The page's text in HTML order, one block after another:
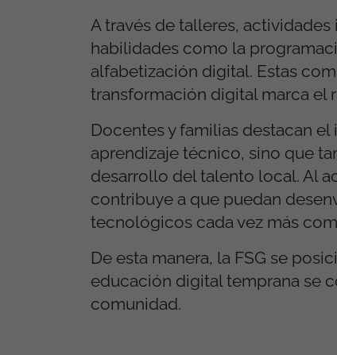
A través de talleres,
habilidades como la
alfabetización digital. Estas
transformación digital marca el
Docentes y familias destacan
aprendizaje técnico, sino que
desarrollo del talento local. Al
contribuye a que puedan
tecnológicos cada vez más
De esta manera, la FSG se
educación digital temprana se
comunidad.